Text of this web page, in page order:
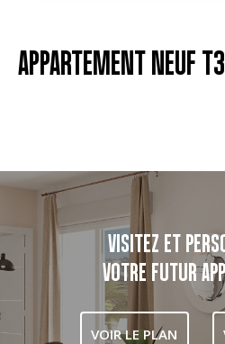
APPARTEMENT NEUF
VISITEZ ET
VOTRE FUTUR
VOIR LE PLAN